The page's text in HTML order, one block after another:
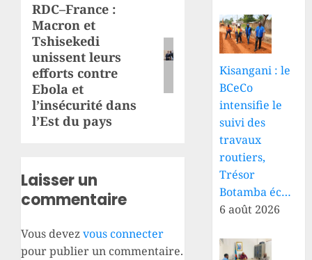
Article
suivant:
RDC–France :
Macron et
Tshisekedi
unissent leurs
efforts contre
Ebola et
l’insécurité dans
l’Est du pays
Laisser un
commentaire
Vous devezvous connecter
pour publier un commentaire.
Kisangani : le
BCeCo
intensifie le
suivi des
travaux
routiers,
Trésor
Botamba éc…
6 août 2026